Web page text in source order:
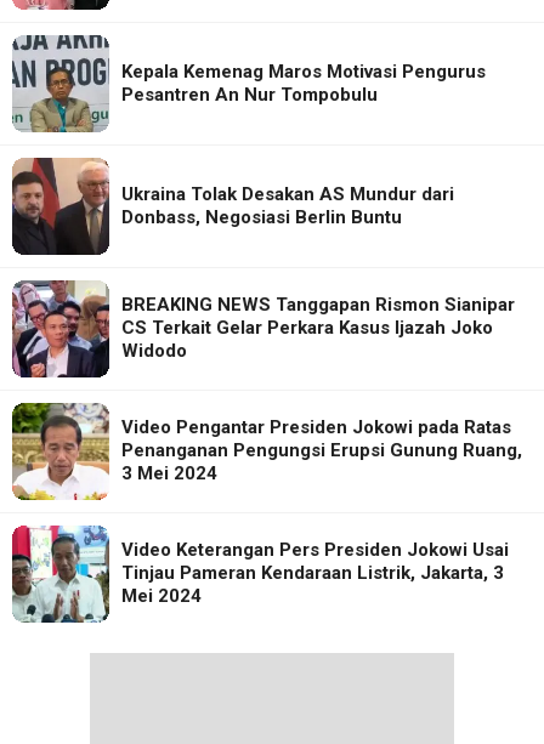
Kepala Kemenag Maros Motivasi Pengurus
Pesantren An Nur Tompobulu
Ukraina Tolak Desakan AS Mundur dari
Donbass, Negosiasi Berlin Buntu
BREAKING NEWS Tanggapan Rismon Sianipar
CS Terkait Gelar Perkara Kasus Ijazah Joko
Widodo
Video Pengantar Presiden Jokowi pada Ratas
Penanganan Pengungsi Erupsi Gunung Ruang,
3 Mei 2024
Video Keterangan Pers Presiden Jokowi Usai
Tinjau Pameran Kendaraan Listrik, Jakarta, 3
Mei 2024